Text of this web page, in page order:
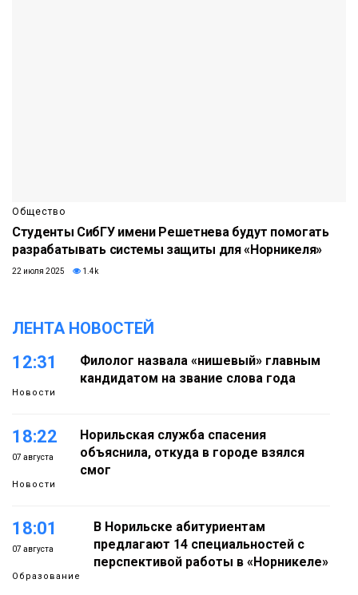
Общество
Студенты СибГУ имени Решетнева будут помогать
разрабатывать системы защиты для «Норникеля»
22 июля 2025 1.4k
ЛЕНТА НОВОСТЕЙ
12:31
Новости
Филолог назвала «нишевый» главным
кандидатом на звание слова года
18:22
07 августа
Новости
Норильская служба спасения
объяснила, откуда в городе взялся
смог
18:01
07 августа
Образование
В Норильске абитуриентам
предлагают 14 специальностей с
перспективой работы в «Норникеле»